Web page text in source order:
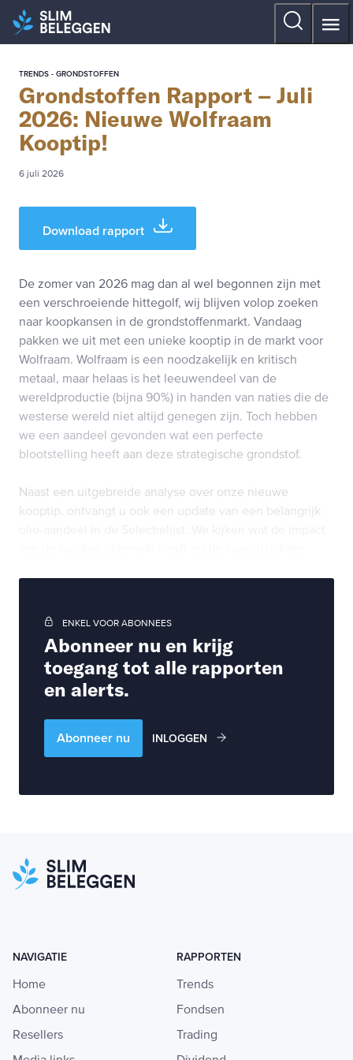
TRENDS - GRONDSTOFFEN
Grondstoffen Rapport – Juli
2026: Nieuwe Wolfraam
Kooptip!
6 juli 2026
Download rapport
De zomer van 2026 mag dan al wel begonnen zijn met
een verschroeiende hittegolf, wij blijven volop zoeken
naar koopkansen in de grondstoffenmarkt. Vandaag
pakken we uit met een unieke kooptip in de markt voor
Wolfraam. Wolfraam is een noodzakelijk en kritisch
metaal, maar helaas is het leeuwendeel van de
wereldproductie (bijna 90%) in handen van naties die de
westerse wereld niet altijd genegen zijn. Toch hebben
we een aandeel gevonden wat een perfecte
blootstelling heeft aan deze strategische grondstof.
Naast een uitgebreide analyse over onze nieuwe
kooptip, ontvangt u ook een update van een belangrijk
ENKEL VOOR ABONNEES
Abonneer nu en krijg
toegang tot alle rapporten
en alerts.
Abonneer nu INLOGGEN
NAVIGATIE
Home
Abonneer nu
Resellers
RAPPORTEN
Trends
Fondsen
Trading